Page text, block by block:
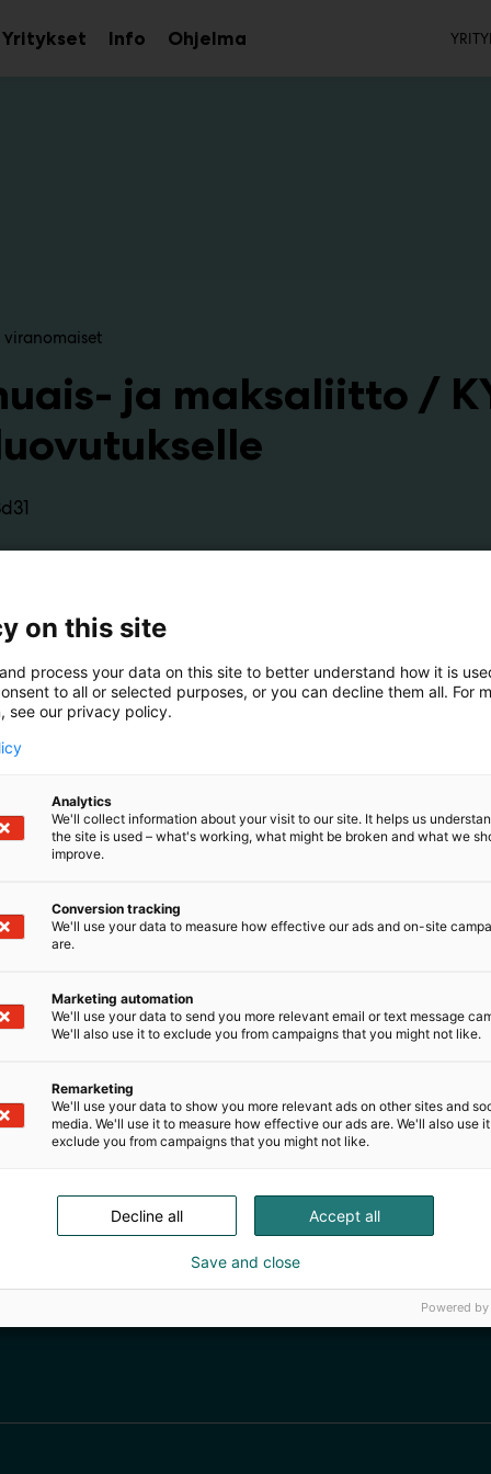
YrityksetAvaaInfoAvaaOhjelma
ja maksaliitto /
ainoa hoitomuoto on elinsiirto, voi koskettaa yhtä
Suomessa lähes 400 ihmistä odottaa
on oikeus olla elinluovuttaja ja pelastaa jopa kuuden
tallenna tieto puhelimen SOS-tietoihin, kirjaa
– tai tee kaikki yhdessä.
tehdään munuaisen-, maksan-, sydämen-,
jokainen on elinluovuttaja, jos ei ole sitä
ovat suurin kuolemaan ja elinluovutukseen johtava
on this site
process your data on this site to better understand how it is
to all or selected purposes, or you can decline them all. For
see our privacy policy.
Analytics
We'll collect information about your visit to our site. It helps us
the site is used – what's working, what might be broken and what we
improve.
Conversion tracking
We'll use your data to measure how effective our ads and on-site
are.
Marketing automation
We'll use your data to send you more relevant email or text message
We'll also use it to exclude you from campaigns that you might not like.
Remarketing
We'll use your data to show you more relevant ads on other sites and
media. We'll use it to measure how effective our ads are. We'll also use
exclude you from campaigns that you might not like.
Accept all
Decline all
Save and close
Powered by